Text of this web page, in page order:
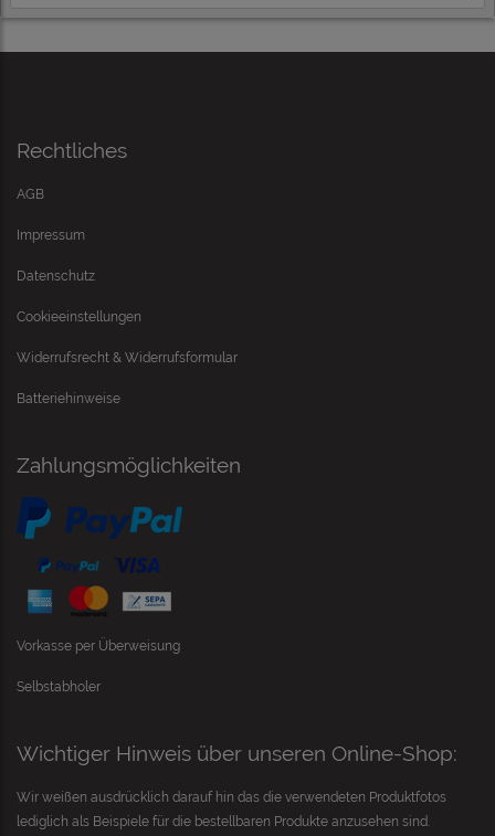
Rechtliches
AGB
Impressum
Datenschutz
Cookieeinstellungen
Widerrufsrecht & Widerrufsformular
Batteriehinweise
Zahlungsmöglichkeiten
Vorkasse per Überweisung
Selbstabholer
Wichtiger Hinweis über unseren Online-Shop:
Wir weißen ausdrücklich darauf hin das die verwendeten Produktfotos
lediglich als Beispiele für die bestellbaren Produkte anzusehen sind.